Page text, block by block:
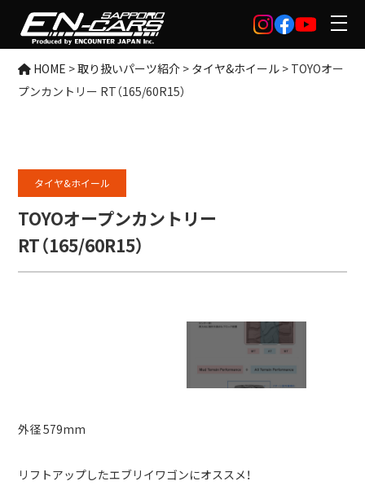
HOME >取り扱いパーツ紹介 > タイヤ&ホイール > TOYOオー
プンカントリー RT（165/60R15）
タイヤ&ホイール
TOYOオープンカントリー
RT（165/60R15）
外径 579mm
リフトアップしたエブリイワゴンにオススメ！